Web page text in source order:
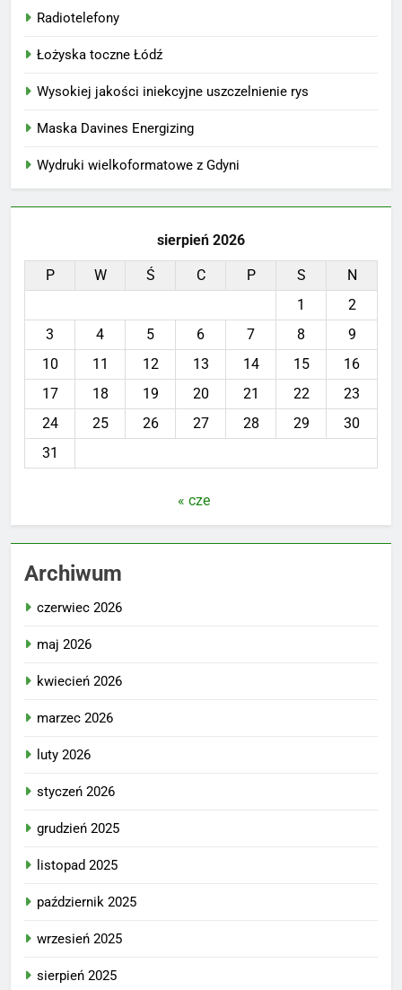
Radiotelefony
Łożyska toczne Łódź
Wysokiej jakości iniekcyjne uszczelnienie rys
Maska Davines Energizing
Wydruki wielkoformatowe z Gdyni
sierpień 2026
P W Ś C P S
N
1
2
3
4 5 6 7 8
9
10
11 12 13 14 15
16
17
18 19 20 21 22
23
24
25 26 27 28 29
30
31
« cze
Archiwum
czerwiec 2026
maj 2026
kwiecień 2026
marzec 2026
luty 2026
styczeń 2026
grudzień 2025
listopad 2025
październik 2025
wrzesień 2025
sierpień 2025